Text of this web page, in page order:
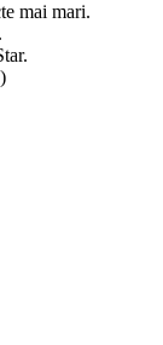
mai mari.